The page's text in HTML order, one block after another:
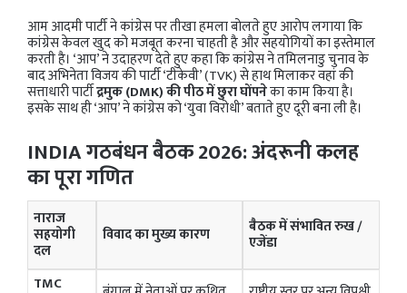
आम आदमी पार्टी ने कांग्रेस पर तीखा हमला बोलते हुए आरोप लगाया कि
कांग्रेस केवल खुद को मजबूत करना चाहती है और सहयोगियों का इस्तेमाल
करती है। ‘आप’ ने उदाहरण देते हुए कहा कि कांग्रेस ने तमिलनाडु चुनाव के
बाद अभिनेता विजय की पार्टी ‘टीकेवी’ (TVK) से हाथ मिलाकर वहां की
सत्ताधारी पार्टीद्रमुक (DMK) की पीठ में छुरा घोंपनेका काम किया है।
इसके साथ ही ‘आप’ ने कांग्रेस को ‘युवा विरोधी’ बताते हुए दूरी बना ली है।
INDIA गठबंधन बैठक 2026: अंदरूनी कलह
का पूरा गणित
नाराज
सहयोगी
दल
विवाद का मुख्य कारण बैठक में संभावित रुख /
एजेंडा
TMC